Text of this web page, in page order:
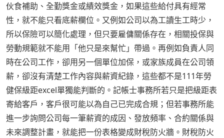
伙食補助、全勤獎金或績效獎金，如果這些給付具有經常
性，就不能只看底薪欄位。又例如公司以為工讀生工時少，
所以保險可以簡化處理，但只要雇傭關係存在，相關投保與
勞動規範就不能用「他只是來幫忙」帶過。再例如負責人同
時在公司工作，卻用另一個單位加保，或家族成員在公司領
薪，卻沒有清楚工作內容與薪資紀錄，這些都不是111年勞
健保級距excel單獨能判斷的。記帳士事務所若只是把級距表
寄給客戶，客戶很可能以為自己已完成合規；但若事務所能
進一步詢問公司每一筆薪資的成因、發放頻率、合約關係與
未來調整計畫，就能把一份表格變成財稅防火牆。財稅防火